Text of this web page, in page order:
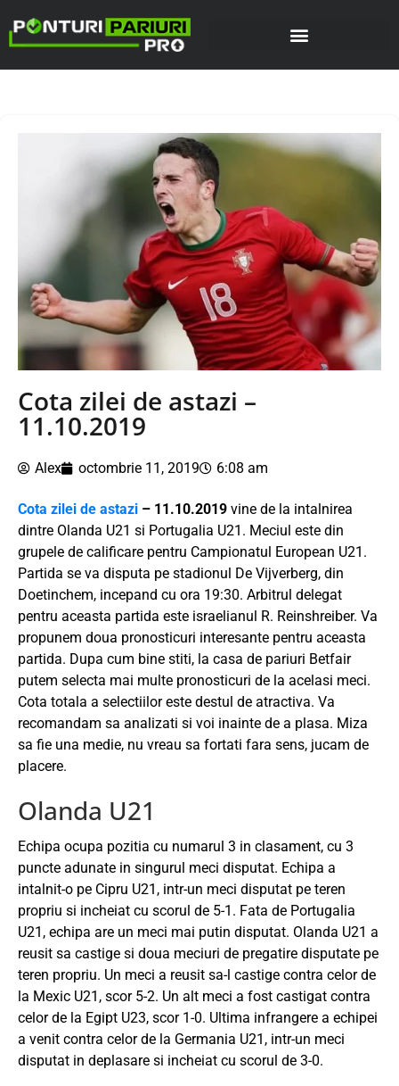
Cota zilei de astazi –
11.10.2019
Alex octombrie 11, 2019 6:08 am
Cota zilei de astazi – 11.10.2019 vine de la intalnirea
dintre Olanda U21 si Portugalia U21. Meciul este din
grupele de calificare pentru Campionatul European U21.
Partida se va disputa pe stadionul De Vijverberg, din
Doetinchem, incepand cu ora 19:30. Arbitrul delegat
pentru aceasta partida este israelianul R. Reinshreiber. Va
propunem doua pronosticuri interesante pentru aceasta
partida. Dupa cum bine stiti, la casa de pariuri Betfair
putem selecta mai multe pronosticuri de la acelasi meci.
Cota totala a selectiilor este destul de atractiva. Va
recomandam sa analizati si voi inainte de a plasa. Miza
sa fie una medie, nu vreau sa fortati fara sens, jucam de
placere.
Olanda U21
Echipa ocupa pozitia cu numarul 3 in clasament, cu 3
puncte adunate in singurul meci disputat. Echipa a
intalnit-o pe Cipru U21, intr-un meci disputat pe teren
propriu si incheiat cu scorul de 5-1. Fata de Portugalia
U21, echipa are un meci mai putin disputat. Olanda U21 a
reusit sa castige si doua meciuri de pregatire disputate pe
teren propriu. Un meci a reusit sa-l castige contra celor de
la Mexic U21, scor 5-2. Un alt meci a fost castigat contra
celor de la Egipt U23, scor 1-0. Ultima infrangere a echipei
a venit contra celor de la Germania U21, intr-un meci
disputat in deplasare si incheiat cu scorul de 3-0.